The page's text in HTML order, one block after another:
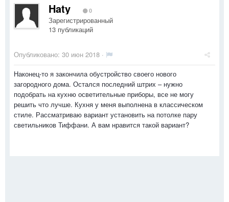
Haty 0
Зарегистрированный
13 публикаций
Опубликовано: 30 июн 2018 ·
Наконец-то я закончила обустройство своего нового
загородного дома. Остался последний штрих – нужно
подобрать на кухню осветительные приборы, все не могу
решить что лучше. Кухня у меня выполнена в классическом
стиле. Рассматриваю вариант установить на потолке пару
светильников Тиффани. А вам нравится такой вариант?